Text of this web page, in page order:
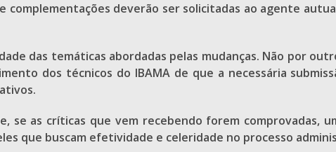
deverão ser solicitadas ao agente
das temáticas abordadas pelas mudanças. Não por
dos técnicos do IBAMA de que a necessária
se as críticas que vem recebendo forem comprovadas,
que buscam efetividade e celeridade no processo